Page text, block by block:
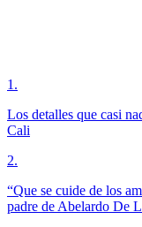
1 .
Los detalles que casi
Cali
2.
“Que se cuide de los
padre de Abelardo De